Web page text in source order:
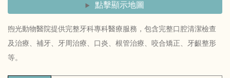
點擊顯示地圖
煦光動物醫院提供完整牙科專科醫療服務，包含完整口腔清潔檢查
及治療、補牙、牙周治療、口炎、根管治療、咬合矯正、牙齦整形
等。